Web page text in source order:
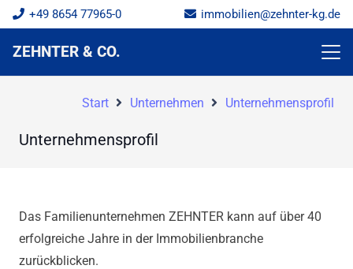
+49 8654 77965-0 immobilien@zehnter-kg.de
ZEHNTER & CO.
Unternehmensprofil
Start Unternehmen Unternehmensprofil
Das Familienunternehmen ZEHNTER kann auf über 40
erfolgreiche Jahre in der Immobilienbranche
zurückblicken.